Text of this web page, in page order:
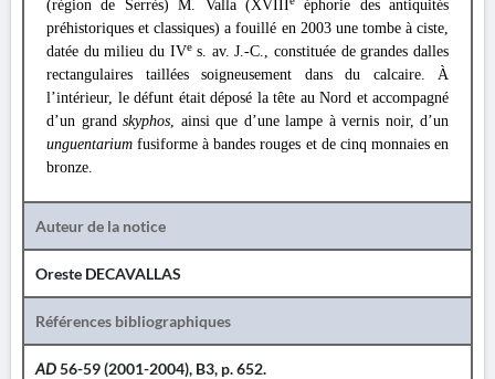
(région de Serrès) M. Valla (XVIII éphorie des antiquités
préhistoriques et classiques) a fouillé en 2003 une tombe à ciste,
datée du milieu du IVes. av. J.-C., constituée de grandes dalles
rectangulaires taillées soigneusement dans du calcaire. À
l’intérieur, le défunt était déposé la tête au Nord et accompagné
d’un grand skyphos, ainsi que d’une lampe à vernis noir, d’un
unguentarium fusiforme à bandes rouges et de cinq monnaies en
bronze.
Auteur de la notice
Oreste DECAVALLAS
Références bibliographiques
AD56-59 (2001-2004), B3, p. 652.